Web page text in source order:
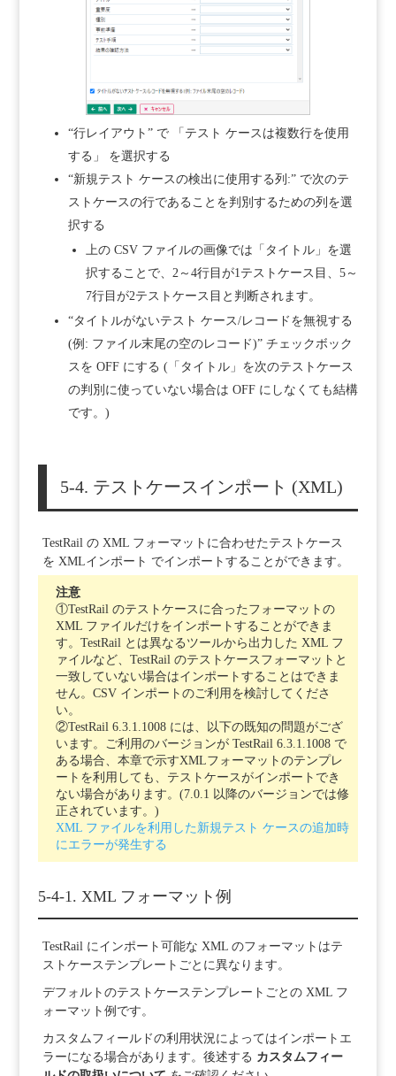
“行レイアウト” で 「テスト ケースは複数行を使用
する」 を選択する
“新規テスト ケースの検出に使用する列:” で次のテ
ストケースの行であることを判別するための列を選
択する
上の CSV ファイルの画像では「タイトル」を選
択することで、2～4行目が1テストケース目、5～
7行目が2テストケース目と判断されます。
“タイトルがないテスト ケース/レコードを無視する
(例: ファイル末尾の空のレコード)” チェックボック
スを OFF にする (「タイトル」を次のテストケース
の判別に使っていない場合は OFF にしなくても結構
です。)
5-4. テストケースインポート (XML)
TestRail の XML フォーマットに合わせたテストケース
を XMLインポート でインポートすることができます。
注意
①TestRail のテストケースに合ったフォーマットの
XML ファイルだけをインポートすることができま
す。TestRail とは異なるツールから出力した XML フ
ァイルなど、TestRail のテストケースフォーマットと
一致していない場合はインポートすることはできま
せん。CSV インポートのご利用を検討してくださ
い。
②TestRail 6.3.1.1008 には、以下の既知の問題がござ
います。ご利用のバージョンが TestRail 6.3.1.1008 で
ある場合、本章で示すXMLフォーマットのテンプレ
ートを利用しても、テストケースがインポートでき
ない場合があります。(7.0.1 以降のバージョンでは修
正されています。)
XML ファイルを利用した新規テスト ケースの追加時
にエラーが発生する
5-4-1. XML フォーマット例
TestRail にインポート可能な XML のフォーマットはテ
ストケーステンプレートごとに異なります。
デフォルトのテストケーステンプレートごとの XML フ
ォーマット例です。
カスタムフィールドの利用状況によってはインポートエ
ラーになる場合があります。後述する カスタムフィー